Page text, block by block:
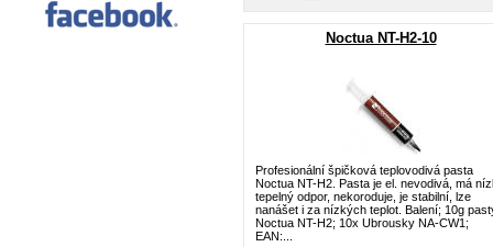
Noctua NT-H2-10
Profesionální špičková teplovodivá pasta
Noctua NT-H2. Pasta je el. nevodivá, má
tepelný odpor, nekoroduje, je stabilní, lze
nanášet i za nízkých teplot. Balení; 10g
Noctua NT-H2; 10x Ubrousky NA-CW1;
EAN:...